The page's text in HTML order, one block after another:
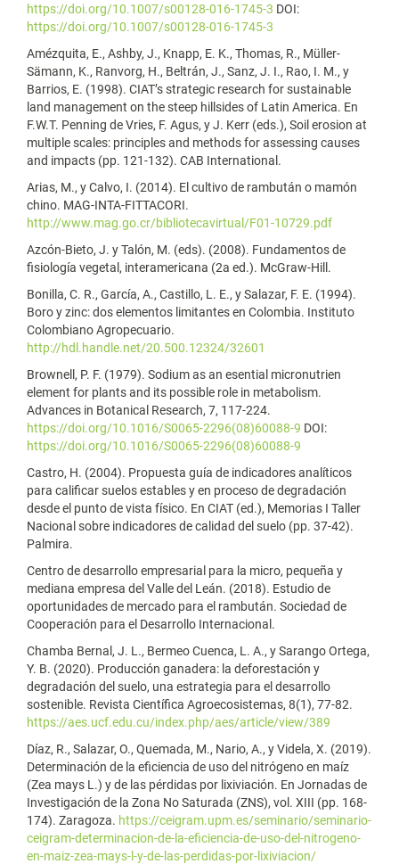
https://doi.org/10.1007/s00128-016-1745-3 DOI:
https://doi.org/10.1007/s00128-016-1745-3
Amézquita, E., Ashby, J., Knapp, E. K., Thomas, R., Müller-
Sämann, K., Ranvorg, H., Beltrán, J., Sanz, J. I., Rao, I. M., y
Barrios, E. (1998). CIAT’s strategic research for sustainable
land management on the steep hillsides of Latin America. En
F.W.T. Penning de Vries, F. Agus, y J. Kerr (eds.), Soil erosion at
multiple scales: principles and methods for assessing causes
and impacts (pp. 121-132). CAB International.
Arias, M., y Calvo, I. (2014). El cultivo de rambután o mamón
chino. MAG-INTA-FITTACORI.
http://www.mag.go.cr/bibliotecavirtual/F01-10729.pdf
Azcón-Bieto, J. y Talón, M. (eds). (2008). Fundamentos de
fisiología vegetal, interamericana (2a ed.). McGraw-Hill.
Bonilla, C. R., García, A., Castillo, L. E., y Salazar, F. E. (1994).
Boro y zinc: dos elementos limitantes en Colombia. Instituto
Colombiano Agropecuario.
http://hdl.handle.net/20.500.12324/32601
Brownell, P. F. (1979). Sodium as an esential micronutrien
element for plants and its possible role in metabolism.
Advances in Botanical Research, 7, 117-224.
https://doi.org/10.1016/S0065-2296(08)60088-9 DOI:
https://doi.org/10.1016/S0065-2296(08)60088-9
Castro, H. (2004). Propuesta guía de indicadores analíticos
para calificar suelos estables y en proceso de degradación
desde el punto de vista físico. En CIAT (ed.), Memorias I Taller
Nacional sobre indicadores de calidad del suelo (pp. 37-42).
Palmira.
Centro de desarrollo empresarial para la micro, pequeña y
mediana empresa del Valle del Leán. (2018). Estudio de
oportunidades de mercado para el rambután. Sociedad de
Cooperación para el Desarrollo Internacional.
Chamba Bernal, J. L., Bermeo Cuenca, L. A., y Sarango Ortega,
Y. B. (2020). Producción ganadera: la deforestación y
degradación del suelo, una estrategia para el desarrollo
sostenible. Revista Científica Agroecosistemas, 8(1), 77-82.
https://aes.ucf.edu.cu/index.php/aes/article/view/389
Díaz, R., Salazar, O., Quemada, M., Nario, A., y Videla, X. (2019).
Determinación de la eficiencia de uso del nitrógeno en maíz
(Zea mays L.) y de las pérdidas por lixiviación. En Jornadas de
Investigación de la Zona No Saturada (ZNS), vol. XIII (pp. 168-
174). Zaragoza. https://ceigram.upm.es/seminario/seminario-
ceigram-determinacion-de-la-eficiencia-de-uso-del-nitrogeno-
en-maiz-zea-mays-l-y-de-las-perdidas-por-lixiviacion/